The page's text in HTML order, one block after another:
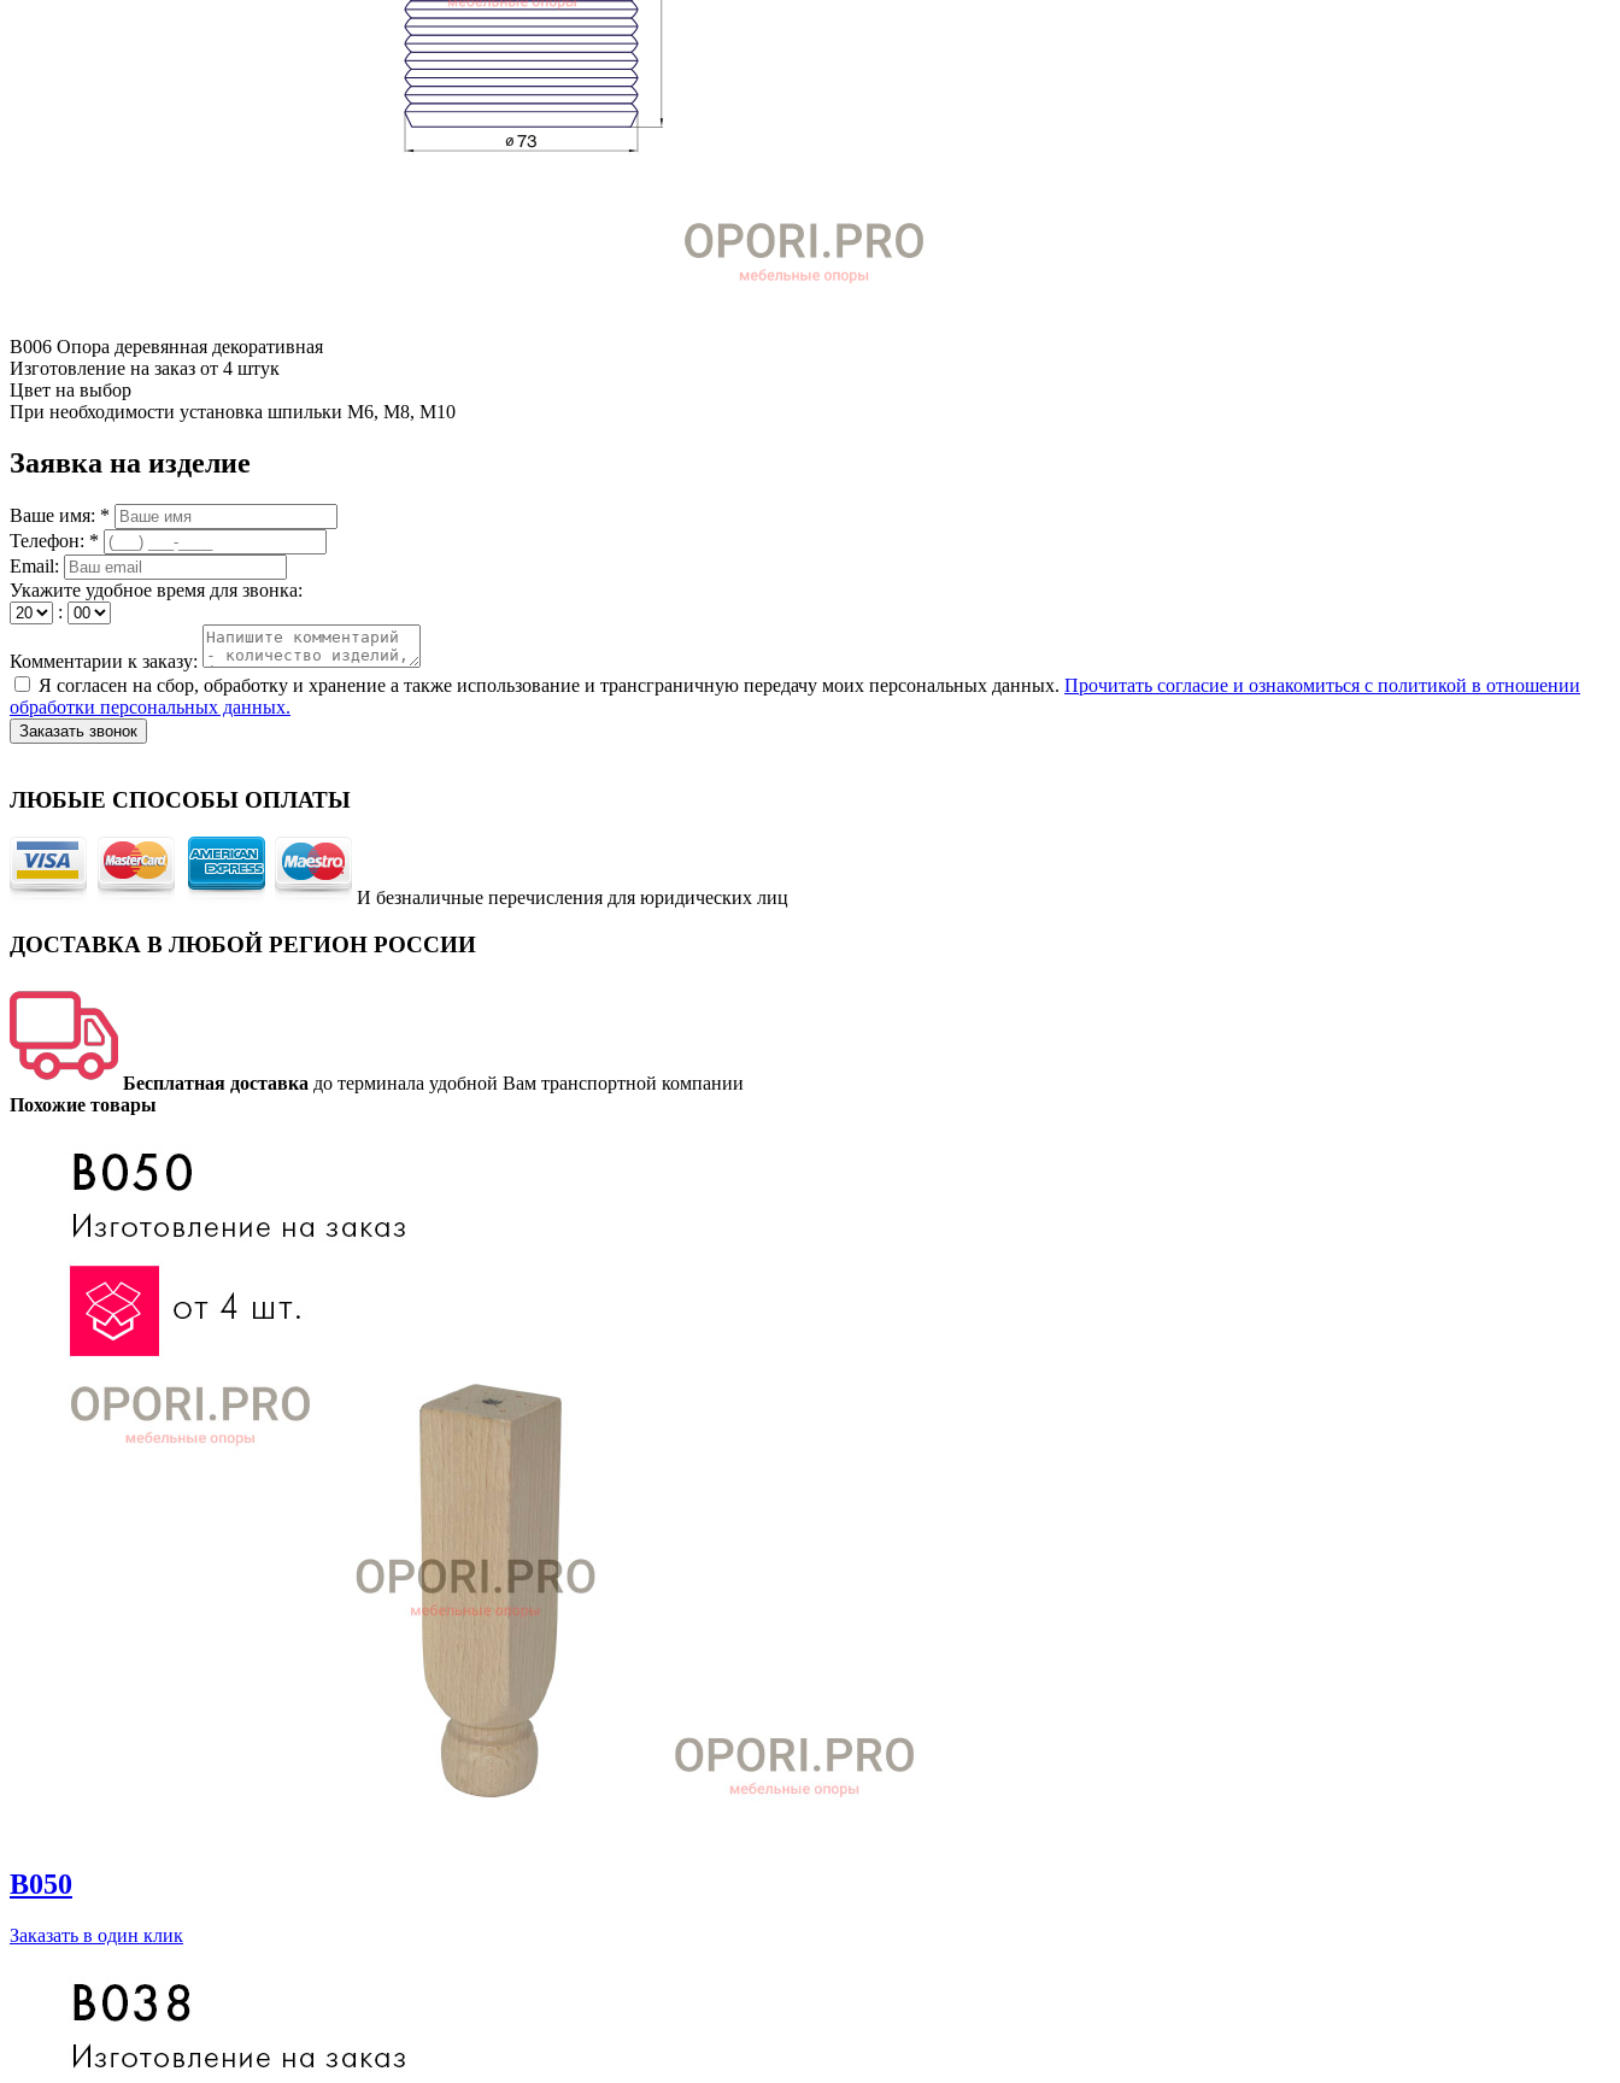
B006 Опора деревянная декоративная
Изготовление на заказ от 4 штук
Цвет на выбор
При необходимости установка шпильки М6, М8, М10
Заявка на изделие
Ваше имя: *
Телефон: *
Email:
Укажите удобное время для звонка:
:
Комментарии к заказу:
Я согласен на сбор, обработку и хранение а также использование и трансграничную передачу моих персональных данных. Прочитать согласие и ознакомиться с политикой в отношении
обработки персональных данных.
Заказать звонок
ЛЮБЫЕ СПОСОБЫ ОПЛАТЫ
И безналичные перечисления для юридических лиц
ДОСТАВКА В ЛЮБОЙ РЕГИОН РОССИИ
Бесплатная доставка до терминала удобной Вам транспортной компании
Похожие товары
B050
Заказать в один клик